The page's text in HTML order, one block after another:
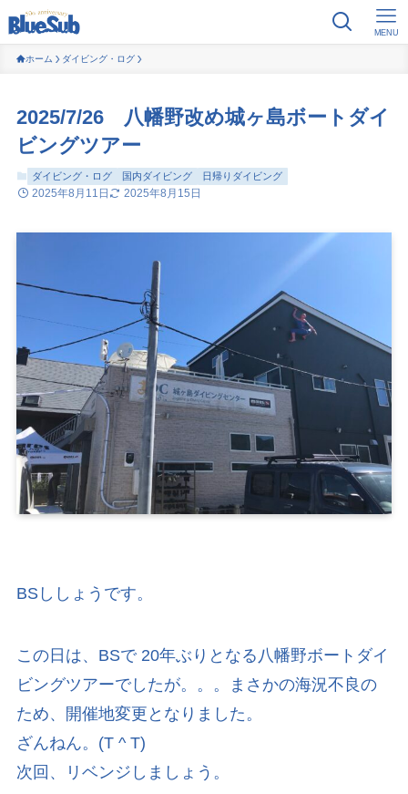
MENU
ホーム ダイビング・ログ
2025/7/26 八幡野改め城ヶ島ボートダイ
ビングツアー
ダイビング・ログ 国内ダイビング 日帰りダイビング
2025年8月11日 2025年8月15日
BSししょうです。
この日は、BSで 20年ぶりとなる八幡野ボートダイ
ビングツアーでしたが。。。まさかの海況不良の
ため、開催地変更となりました。
ざんねん。(T ^ T)
次回、リベンジしましょう。